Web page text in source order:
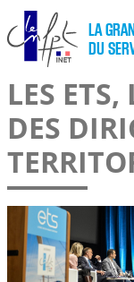
LA
DU
LES
DES